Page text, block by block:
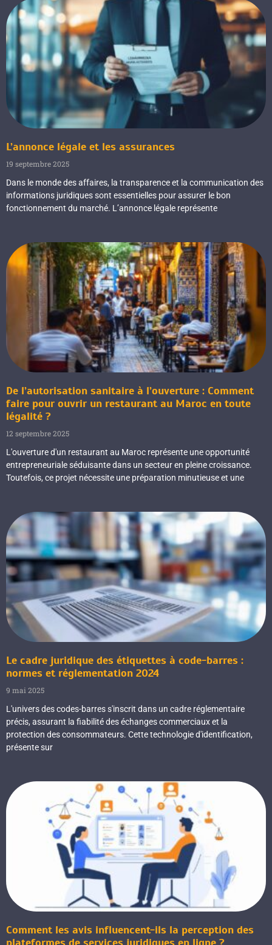
L’annonce légale et les assurances
19 septembre 2025
Dans le monde des affaires, la transparence et la communication des
informations juridiques sont essentielles pour assurer le bon
fonctionnement du marché. L’annonce légale représente
De l’autorisation sanitaire à l’ouverture : Comment
faire pour ouvrir un restaurant au Maroc en toute
légalité ?
12 septembre 2025
L'ouverture d'un restaurant au Maroc représente une opportunité
entrepreneuriale séduisante dans un secteur en pleine croissance.
Toutefois, ce projet nécessite une préparation minutieuse et une
Le cadre juridique des étiquettes à code-barres :
normes et réglementation 2024
9 mai 2025
L'univers des codes-barres s'inscrit dans un cadre réglementaire
précis, assurant la fiabilité des échanges commerciaux et la
protection des consommateurs. Cette technologie d'identification,
présente sur
Comment les avis influencent-ils la perception des